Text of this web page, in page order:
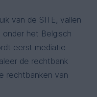
van de SITE, vallen
het Belgisch
eerst mediatie
de rechtbank
rechtbanken van